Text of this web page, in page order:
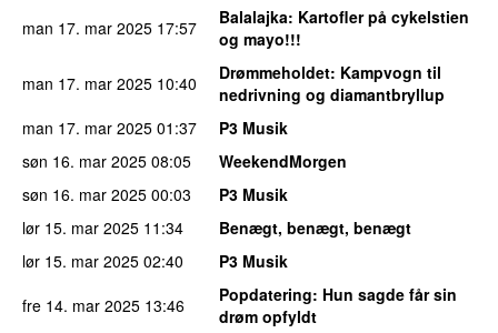
man 17. mar 2025 17:57 Balalajka: Kartofler på cykelstien
og mayo!!!
man 17. mar 2025 10:40 Drømmeholdet: Kampvogn til
nedrivning og diamantbryllup
man 17. mar 2025 01:37
P3 Musik
søn 16. mar 2025 08:05
WeekendMorgen
søn 16. mar 2025 00:03
P3 Musik
lør 15. mar 2025 11:34
Benægt, benægt, benægt
lør 15. mar 2025 02:40
P3 Musik
fre 14. mar 2025 13:46 Popdatering: Hun sagde får sin
drøm opfyldt